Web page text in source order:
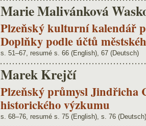
Marie Malivánková
Plzeňský kulturní kalendář
Doplňky podle účtů
s. 51–67, resumé s. 66 (English), 67 (Deutsch)
Marek Krejčí
Plzeňský průmysl Jindřicha
historického výzkumu
s. 68–76, resumé s. 75 (English), s. 76 (Deutsch)